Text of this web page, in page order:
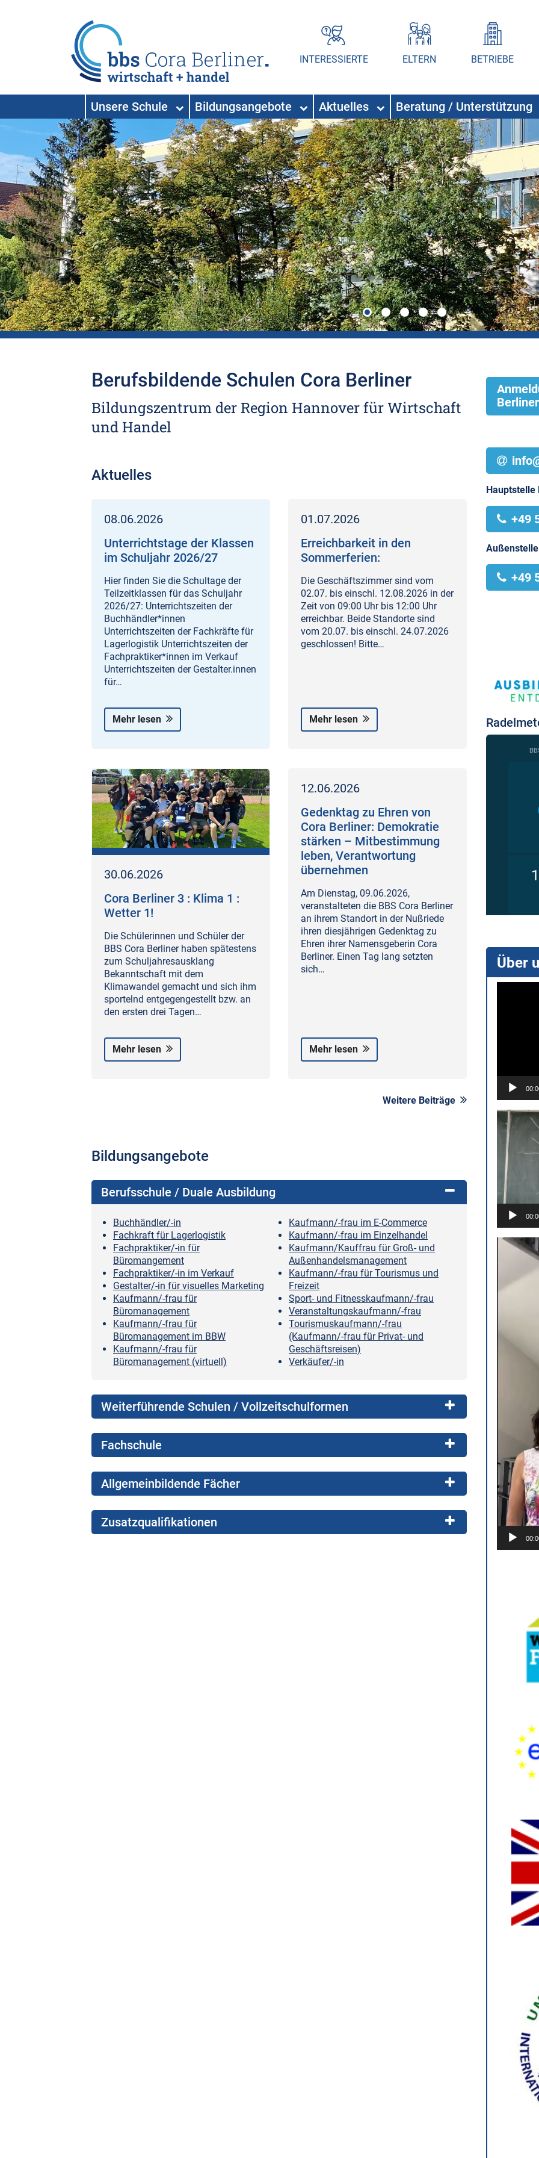
HAUPTNAVIGATION
INTERESSIERTE ELTERN BETRIEBE
Hauptnavigation
Unsere Schule Bildungsangebote Aktuelles Beratung / Unterstützung
Berufsbildende Schulen Cora Berliner
Bildungszentrum der Region Hannover für Wirtschaft
und Handel
Aktuelles
08.06.2026
Unterrichtstage der Klassen
im Schuljahr 2026/27
Hier finden Sie die Schultage der
Teilzeitklassen für das Schuljahr
2026/27: Unterrichtszeiten der
Buchhändler*innen
Unterrichtszeiten der Fachkräfte für
Lagerlogistik Unterrichtszeiten der
Fachpraktiker*innen im Verkauf
Unterrichtszeiten der Gestalter.innen
für…
Mehr lesen
01.07.2026
Erreichbarkeit in den
Sommerferien:
Die Geschäftszimmer sind vom
02.07. bis einschl. 12.08.2026 in der
Zeit von 09:00 Uhr bis 12:00 Uhr
erreichbar. Beide Standorte sind
vom 20.07. bis einschl. 24.07.2026
geschlossen! Bitte…
Mehr lesen
30.06.2026
Cora Berliner 3 : Klima 1 :
Wetter 1!
Die Schülerinnen und Schüler der
BBS Cora Berliner haben spätestens
zum Schuljahresausklang
Bekanntschaft mit dem
Klimawandel gemacht und sich ihm
sportelnd entgegengestellt bzw. an
den ersten drei Tagen…
Mehr lesen
12.06.2026
Gedenktag zu Ehren von
Cora Berliner: Demokratie
stärken – Mitbestimmung
leben, Verantwortung
übernehmen
Am Dienstag, 09.06.2026,
veranstalteten die BBS Cora Berliner
an ihrem Standort in der Nußriede
ihren diesjährigen Gedenktag zu
Ehren ihrer Namensgeberin Cora
Berliner. Einen Tag lang setzten
sich…
Mehr lesen
Weitere Beiträge
Bildungsangebote
Berufsschule / Duale Ausbildung
Buchhändler/-in
Fachkraft für Lagerlogistik
Fachpraktiker/-in für
Büromangement
Fachpraktiker/-in im Verkauf
Gestalter/-in für visuelles Marketing
Kaufmann/-frau für
Büromanagement
Kaufmann/-frau für
Büromanagement im BBW
Kaufmann/-frau für
Büromanagement (virtuell)
Kaufmann/-frau im E-Commerce
Kaufmann/-frau im Einzelhandel
Kaufmann/Kauffrau für Groß- und
Außenhandelsmanagement
Kaufmann/-frau für Tourismus und
Freizeit
Sport- und Fitnesskaufmann/-frau
Veranstaltungskaufmann/-frau
Tourismuskaufmann/-frau
(Kaufmann/-frau für Privat- und
Geschäftsreisen)
Verkäufer/-in
Weiterführende Schulen / Vollzeitschulformen
Fachschule
Allgemeinbildende Fächer
Zusatzqualifikationen
Berliner
Hauptstelle
+49
+49
Über
Video-
Player
Video-